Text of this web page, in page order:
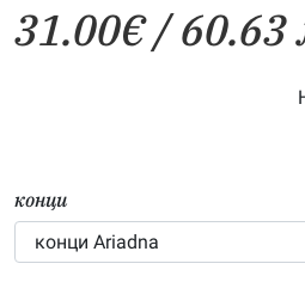
31.00€/ 60.63
конци